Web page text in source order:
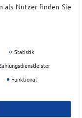
als Nutzer finden Sie
Statistik
Funktional